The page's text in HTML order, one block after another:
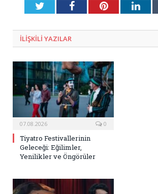
TwitterFacebookPinterest
ILIŞKILI YAZILAR
07.08.2026 0
Tiyatro Festivallerinin
Geleceği: Eğilimler,
Yenilikler ve Öngörüler